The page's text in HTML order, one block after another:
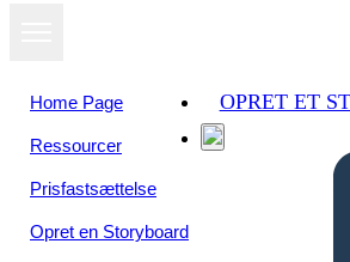
Home Page
Ressourcer
Prisfastsættelse
Opret en Storyboard
OPRET ET